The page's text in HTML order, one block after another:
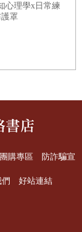
老人家都只
、禮拜天孫子
最近發生什麼
多少錢，所以
情，原本就不
容易有負面情
是因為每一個
會死但現在還
心理學x日常練
罩
團購專區
防詐騙宣
好站連結